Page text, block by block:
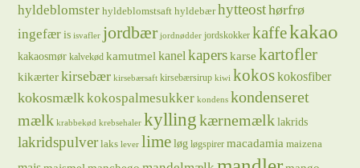
hyldeblomster hyldeblomstsaft hyldebær hytteosthørfrø
ingefær is isvafler jordbær jordnødder jordskokker kaffekakao
kakaosmør kalvekød kamutmel kanelkaperskarse kartofler
kikærterkirsebær kirsebærsaft kirsebærsirup kiwi kokoskokosfiber
kokosmælkkokospalmesukker kondens kondenseret
mælk krabbekød krebsehaler kylling kærnemælk lakrids
lakridspulver laks lever lime løg løgspirer macadamia maizena